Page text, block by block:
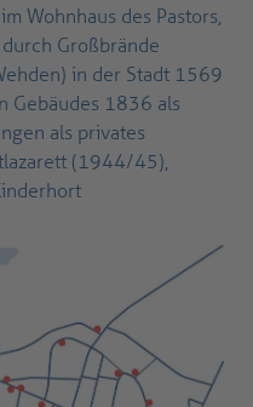
Wohnhaus des Pastors,
Großbrände
in der Stadt 1569
Gebäudes 1836 als
als privates
(1944/45),